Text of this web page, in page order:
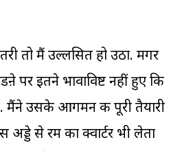
तो मैं उल्लसित हो उठा. मगर
पर इतने भावाविष्ट नहीं हुए कि
उसके आगमन की पूरी तैयारी
से रम का क्वार्टर भी लेता